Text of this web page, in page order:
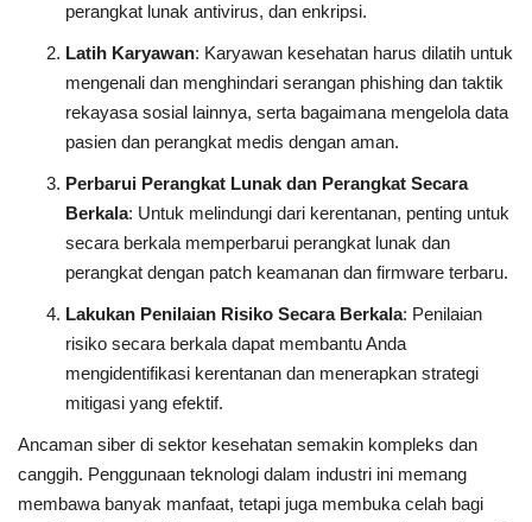
perangkat lunak antivirus, dan enkripsi.
Latih Karyawan: Karyawan kesehatan harus dilatih untuk
mengenali dan menghindari serangan phishing dan taktik
rekayasa sosial lainnya, serta bagaimana mengelola data
pasien dan perangkat medis dengan aman.
Perbarui Perangkat Lunak dan Perangkat Secara
Berkala: Untuk melindungi dari kerentanan, penting untuk
secara berkala memperbarui perangkat lunak dan
perangkat dengan patch keamanan dan firmware terbaru.
Lakukan Penilaian Risiko Secara Berkala: Penilaian
risiko secara berkala dapat membantu Anda
mengidentifikasi kerentanan dan menerapkan strategi
mitigasi yang efektif.
Ancaman siber di sektor kesehatan semakin kompleks dan
canggih. Penggunaan teknologi dalam industri ini memang
membawa banyak manfaat, tetapi juga membuka celah bagi